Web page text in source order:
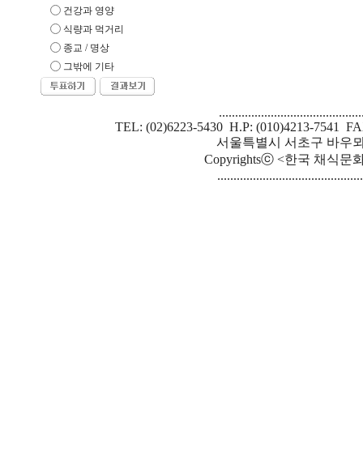
건강과 영양
식량과 먹거리
종교 / 명상
그밖에 기타
TEL: (02)6223-5430 H.P: (010)4213-7541
서울특별시 서초구 바우
Copyrightsⓒ <한국 채식문